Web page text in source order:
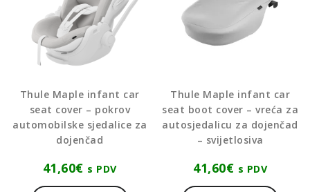
Thule Maple infant car
seat cover – pokrov
automobilske sjedalice za
dojenčad
41,60€ s PDV
Thule Maple infant car
seat boot cover – vreća za
autosjedalicu za dojenčad
– svijetlosiva
41,60€ s PDV